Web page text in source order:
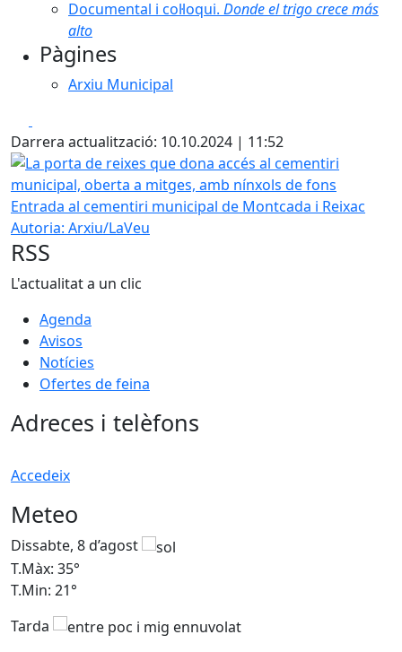
Documental i col·loqui. Donde el trigo crece más
alto
Pàgines
Arxiu Municipal
Darrera actualització: 10.10.2024 | 11:52
La porta de reixes que dona accés al cementiri
Entrada al cementiri municipal de Montcada i Reixac
Autoria: Arxiu/LaVeu
RSS
L'actualitat a un clic
Agenda
Avisos
Notícies
Ofertes de feina
Adreces i telèfons
Accedeix
Meteo
Dissabte, 8 d’agost
T.Màx: 35°
T.Min: 21°
Tarda